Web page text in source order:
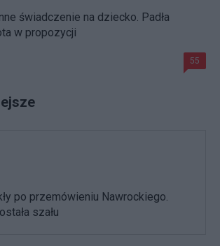
świadczenie na dziecko. Padła
w propozycji
55
po przemówieniu Nawrockiego.
szału